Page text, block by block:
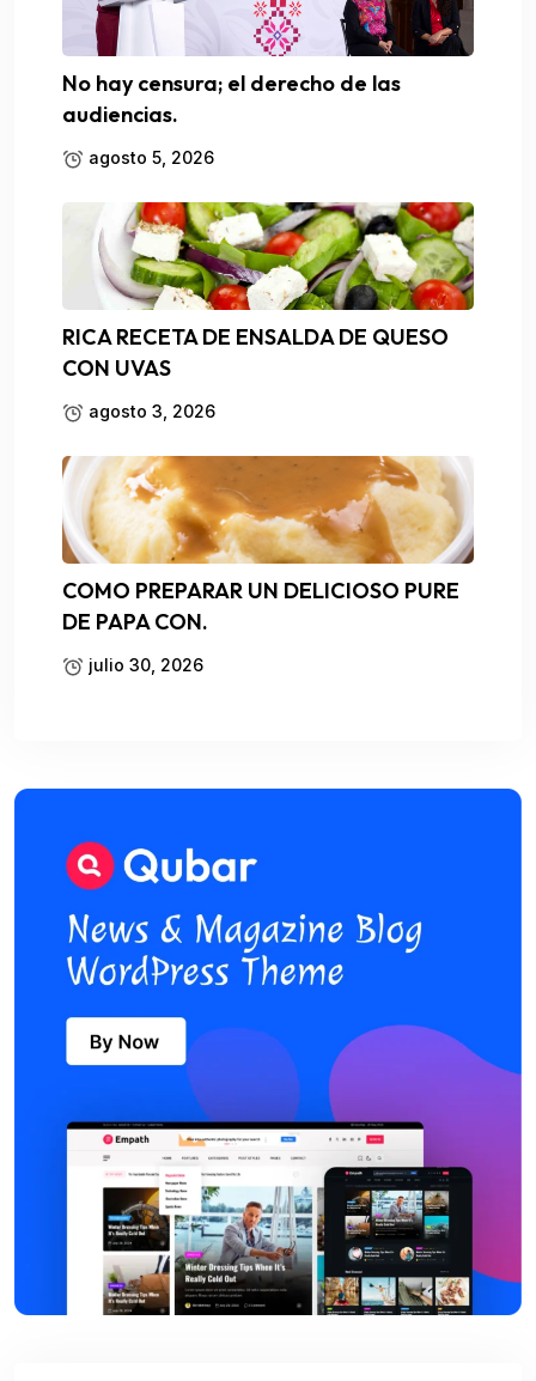
No hay censura; el derecho de las
audiencias.
agosto 5, 2026
RICA RECETA DE ENSALDA DE QUESO
CON UVAS
agosto 3, 2026
COMO PREPARAR UN DELICIOSO PURE
DE PAPA CON.
julio 30, 2026